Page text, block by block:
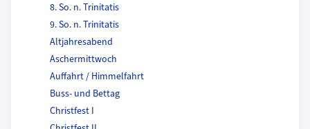
8. So. n. Trinitatis
9. So. n. Trinitatis
Altjahresabend
Aschermittwoch
Auffahrt / Himmelfahrt
Buss- und Bettag
Christfest I